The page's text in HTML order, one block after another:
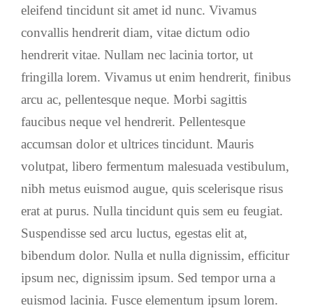
eleifend tincidunt sit amet id nunc. Vivamus
convallis hendrerit diam, vitae dictum odio
hendrerit vitae. Nullam nec lacinia tortor, ut
fringilla lorem. Vivamus ut enim hendrerit, finibus
arcu ac, pellentesque neque. Morbi sagittis
faucibus neque vel hendrerit. Pellentesque
accumsan dolor et ultrices tincidunt. Mauris
volutpat, libero fermentum malesuada vestibulum,
nibh metus euismod augue, quis scelerisque risus
erat at purus. Nulla tincidunt quis sem eu feugiat.
Suspendisse sed arcu luctus, egestas elit at,
bibendum dolor. Nulla et nulla dignissim, efficitur
ipsum nec, dignissim ipsum. Sed tempor urna a
euismod lacinia. Fusce elementum ipsum lorem.